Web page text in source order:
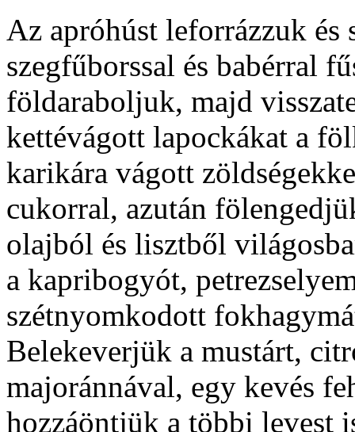
Az apróhúst leforrázzuk és
szegfűborssal és babérral
földaraboljuk, majd
kettévágott lapockákat a
karikára vágott
cukorral, azután
olajból és lisztből
a kapribogyót,
szétnyomkodott
Belekeverjük a mustárt,
majoránnával, egy kevés
hozzáöntjük a többi levest